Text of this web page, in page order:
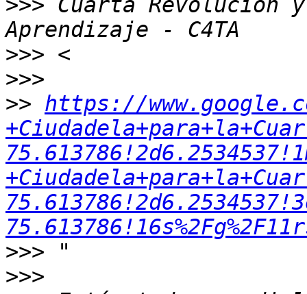
>>> Cuarta Revolución
>>>
>>>
>> https://
>>>
>>>